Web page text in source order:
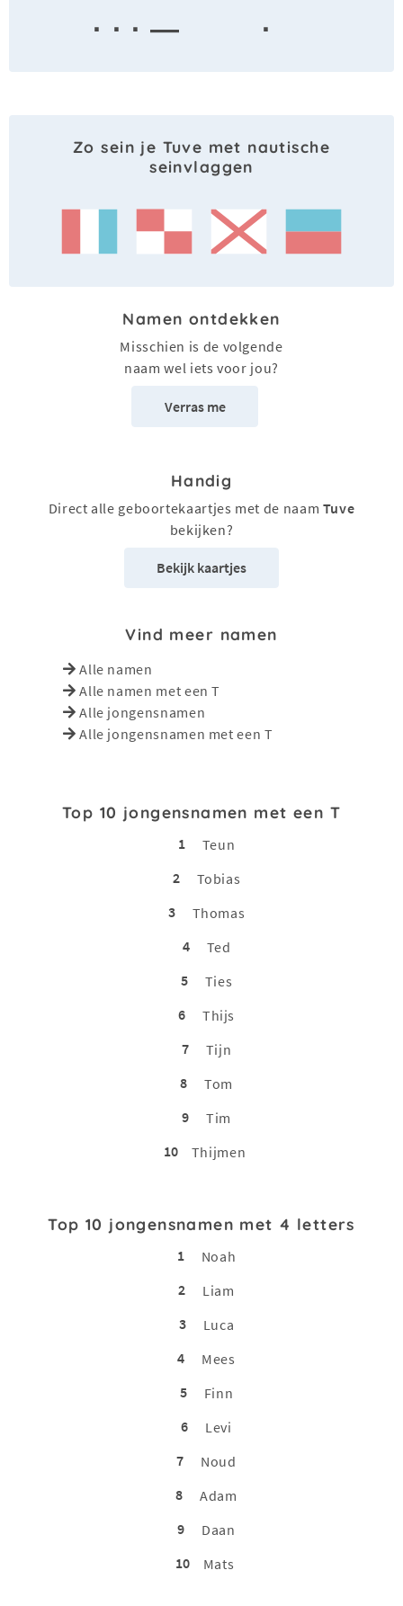
· · · —
·
Zo sein je Tuve met nautische
seinvlaggen
Namen ontdekken
Misschien is de volgende
naam wel iets voor jou?
Verras me
Handig
Direct alle geboortekaartjes met de naam Tuve
bekijken?
Bekijk kaartjes
Vind meer namen
Alle namen
Alle namen met een T
Alle jongensnamen
Alle jongensnamen met een T
Top 10 jongensnamen met een T
1
Teun
2
Tobias
3
Thomas
4
Ted
5
Ties
6
Thijs
7
Tijn
8
Tom
9
Tim
10
Thijmen
Top 10 jongensnamen met 4 letters
1
Noah
2
Liam
3
Luca
4
Mees
5
Finn
6
Levi
7
Noud
8
Adam
9
Daan
10
Mats